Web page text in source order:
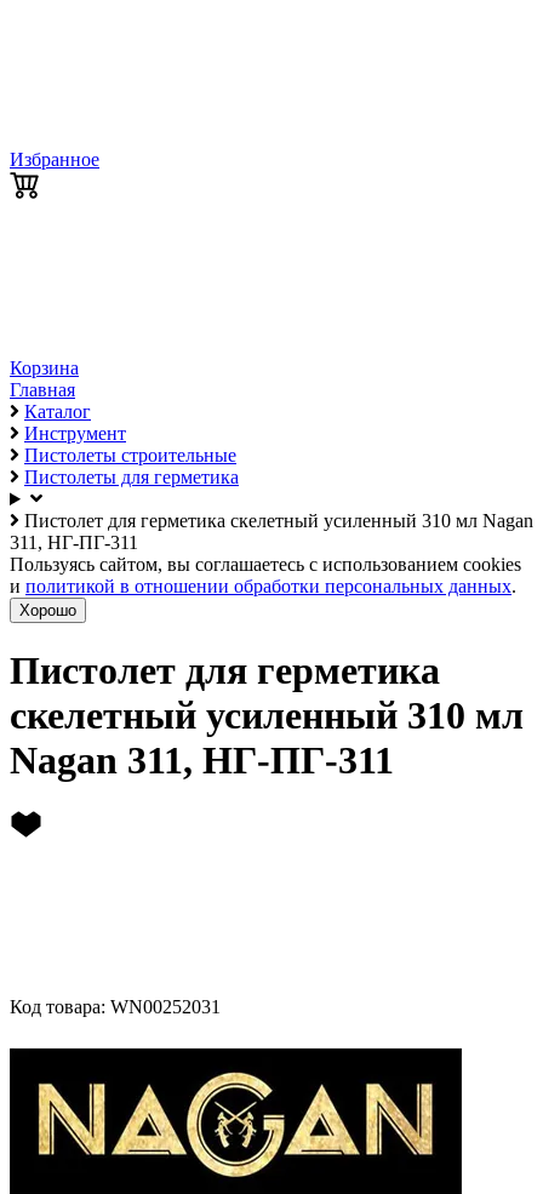
Избранное
Корзина
Главная
Каталог
Инструмент
Пистолеты строительные
Пистолеты для герметика
Пистолет для герметика скелетный усиленный 310 мл Nagan
311, НГ-ПГ-311
Пользуясь сайтом, вы соглашаетесь с использованием cookies
и политикой в отношении обработки персональных данных.
Хорошо
Пистолет для герметика
скелетный усиленный 310 мл
Nagan 311, НГ-ПГ-311
Код товара: WN00252031